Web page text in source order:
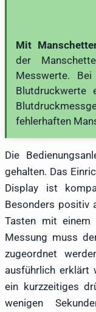
Mit
der
Messwerte.
Blutdruckwerte
fehlerhaften
Die
gehalten. Das
Display ist
Besonders positiv
Tasten mit einem
Messung muss
zugeordnet
ausführlich erklärt
ein kurzzeitiges
wenigen